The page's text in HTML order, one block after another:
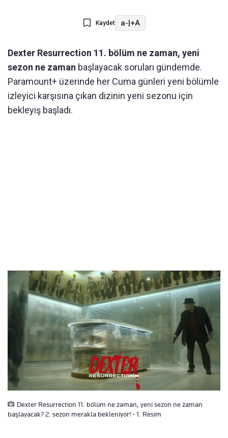
Kaydet a-|+A
Dexter Resurrection 11. bölüm ne zaman, yeni
sezon ne zaman başlayacak soruları gündemde.
Paramount+ üzerinde her Cuma günleri yeni bölümle
izleyici karşısına çıkan dizinin yeni sezonu için
bekleyiş başladı.
Dexter Resurrection 11. bölüm ne zaman, yeni sezon ne zaman
başlayacak? 2. sezon merakla bekleniyor! - 1. Resim